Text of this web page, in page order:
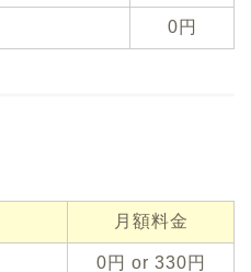
0円
月額料金
0円 or 330円